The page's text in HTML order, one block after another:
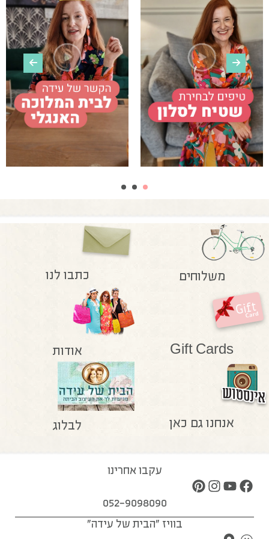
משלוחים כתבו לנו
Gift Cards אודות
אנחנו גם כאן לבלוג
עקבו אחרינו
052-9098090
בוויז "הבית של עידה"